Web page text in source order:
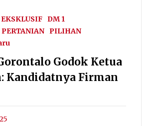
DM 1
PERTANIAN
PILIHAN
Godok Ketua
Kandidatnya Firman